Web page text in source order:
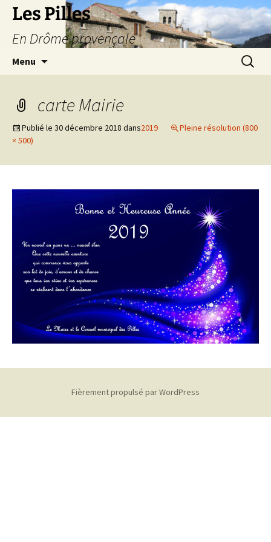
Les Pilles
En Drôme provençale
Menu
carte Mairie
Publié le 30 décembre 2018 dans2019
Pleine résolution (800
× 500)
Fièrement propulsé par WordPress